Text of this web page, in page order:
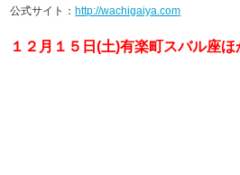
公式サイト： http://wachigaiya.com
１２月１５日(土)有楽町スバル座